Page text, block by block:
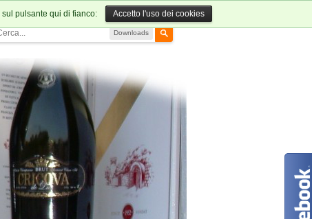
Downloads
sul pulsante qui di fianco: Accetto l'uso dei cookies